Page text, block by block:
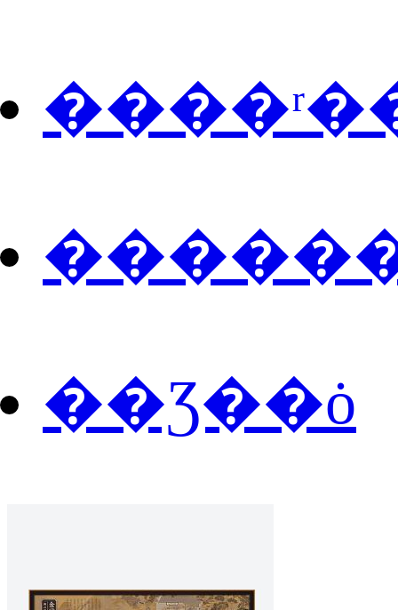
��Ʒ��ȯ